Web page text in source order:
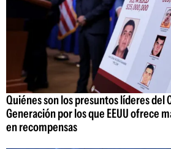
Quiénes son los presuntos líderes del
Generación por los que EEUU ofrece
en recompensas